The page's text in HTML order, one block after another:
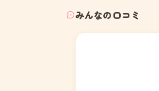
みんなの口コミ